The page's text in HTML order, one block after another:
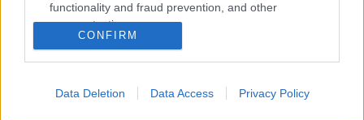
functionality and fraud prevention, and other
user protection.
CONFIRM
Data Deletion Data Access Privacy Policy
Απίστευτη ιστορία στην Ελλάδα – Πώς μια
μπάλα ταξίδεψε στη θάλασσα 80 μίλια για
να κρατήσει ζωντανό έναν 30χρονο!
δείξει 40αρια το θερμόμετρο - Οι περιοχές
σε red code